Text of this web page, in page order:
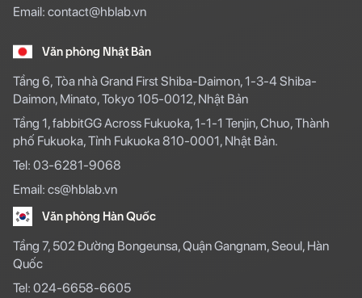
Email: contact@hblab.vn
Văn phòng Nhật Bản
Tầng 6, Tòa nhà Grand First Shiba-Daimon, 1-3-4 Shiba-
Daimon, Minato, Tokyo 105-0012, Nhật Bản
Tầng 1, fabbitGG Across Fukuoka, 1-1-1 Tenjin, Chuo, Thành
phố Fukuoka, Tỉnh Fukuoka 810-0001, Nhật Bản.
Tel: 03-6281-9068
Email: cs@hblab.vn
Văn phòng Hàn Quốc
Tầng 7, 502 Đường Bongeunsa, Quận Gangnam, Seoul, Hàn
Quốc
Tel: 024-6658-6605